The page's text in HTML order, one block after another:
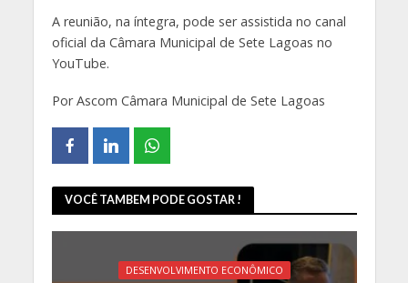
A reunião, na íntegra, pode ser assistida no canal
oficial da Câmara Municipal de Sete Lagoas no
YouTube.
Por Ascom Câmara Municipal de Sete Lagoas
VOCÊ TAMBEM PODE GOSTAR !
DESENVOLVIMENTO ECONÔMICO